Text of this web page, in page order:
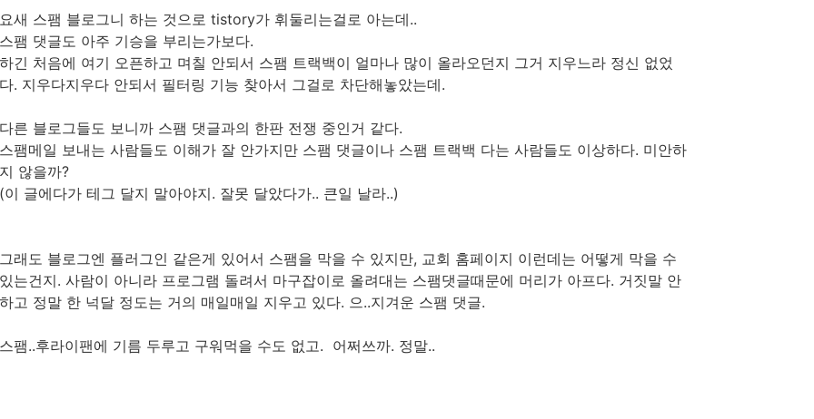
새 스팸 블로그니 하는 것으로 tistory가 휘둘리는걸로 아는데..
팸 댓글도 아주 기승을 부리는가보다.
긴 처음에 여기 오픈하고 며칠 안되서 스팸 트랙백이 얼마나 많이 올라오던지 그거 지우느라 정신 없었
. 지우다지우다 안되서 필터링 기능 찾아서 그걸로 차단해놓았는데.
른 블로그들도 보니까 스팸 댓글과의 한판 전쟁 중인거 같다.
팸메일 보내는 사람들도 이해가 잘 안가지만 스팸 댓글이나 스팸 트랙백 다는 사람들도 이상하다. 미안하
않을까?
이 글에다가 테그 달지 말아야지. 잘못 달았다가.. 큰일 날라..)
래도 블로그엔 플러그인 같은게 있어서 스팸을 막을 수 있지만, 교회 홈페이지 이런데는 어떻게 막을 수
는건지. 사람이 아니라 프로그램 돌려서 마구잡이로 올려대는 스팸댓글때문에 머리가 아프다. 거짓말 안
고 정말 한 넉달 정도는 거의 매일매일 지우고 있다. 으..지겨운 스팸 댓글.
팸..후라이팬에 기름 두루고 구워먹을 수도 없고. 어쩌쓰까. 정말..